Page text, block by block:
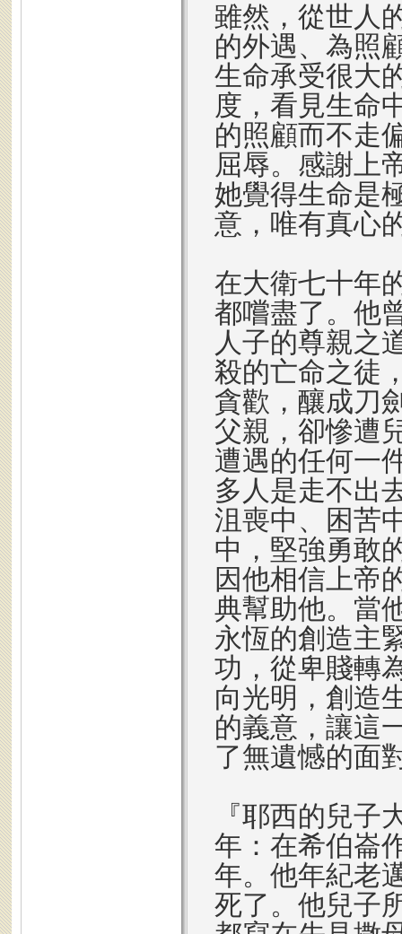
雖然，從世人
的外遇、為照
生命承受很大
度，看見生命
的照顧而不走
屈辱。感謝上
她覺得生命是
意，唯有真心
在大衛七十年
都嚐盡了。他
人子的尊親之
殺的亡命之徒
貪歡，釀成刀
父親，卻慘遭
遭遇的任何一
多人是走不出
沮喪中、困苦
中，堅強勇敢
因他相信上帝
典幫助他。當
永恆的創造主
功，從卑賤轉
向光明，創造
的義意，讓這
了無遺憾的面
『耶西的兒子
年：在希伯崙
年。他年紀老
死了。他兒子